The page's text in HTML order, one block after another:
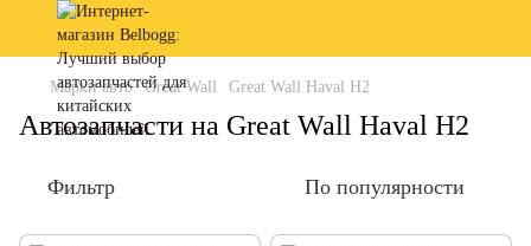
Марки авто Great Wall Great Wall Haval H2
Автозапчасти на Great Wall Haval H2
Фильтр По популярности